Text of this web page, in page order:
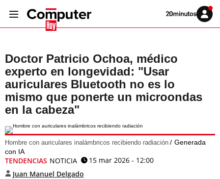
Volver
Iniciar
sesión
Doctor Patricio Ochoa, médico
experto en longevidad: "Usar
auriculares Bluetooth no es lo
mismo que ponerte un microondas
en la cabeza"
Hombre con auriculares inalámbricos recibiendo radiación
Generada
con IA
TENDENCIAS NOTICIA
15 mar 2026 - 12:00
Juan Manuel Delgado